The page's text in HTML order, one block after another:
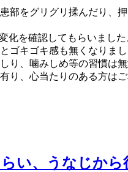
部をグリグリ揉んだり、
化を確認してもらいました
ゴキゴキ感も無くなりま
り、噛みしめ等の習慣は
り、心当たりのある方は
い、うなじか